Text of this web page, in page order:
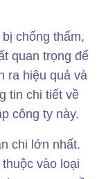
chống thấm,
quan trọng để
ra hiệu quả và
tin chi tiết về
công ty này.
chi lớn nhất.
vào loại